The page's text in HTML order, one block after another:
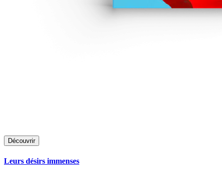
Découvrir
Leurs désirs immenses